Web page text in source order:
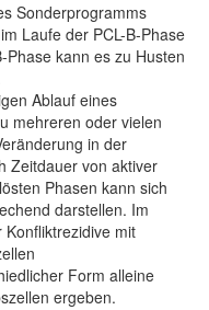
Sonderprogramms
Laufe der PCL-B-Phase
kann es zu Husten
Ablauf eines
mehreren oder vielen
in der
Zeitdauer von aktiver
Phasen kann sich
darstellen. Im
mit
Form alleine
ergeben.